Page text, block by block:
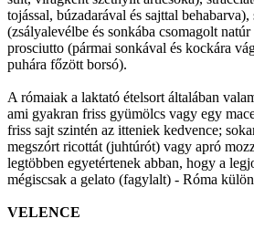
tojással, búzadarával és sajttal
(zsályalevélbe és sonkába csomagolt
prosciutto (pármai sonkával és kockára
puhára főzött borsó).
A rómaiak a laktató ételsort általában
ami gyakran friss gyümölcs vagy egy
friss sajt szintén az itteniek kedvence;
megszórt ricottát (juhtúrót) vagy apró
legtöbben egyetértenek abban, hogy a
mégiscsak a gelato (fagylalt) - Róma
VELENCE